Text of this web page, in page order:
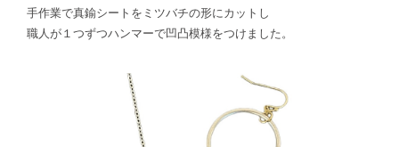
手作業で真鍮シートをミツバチの形にカットし
職人が１つずつハンマーで凹凸模様をつけました。